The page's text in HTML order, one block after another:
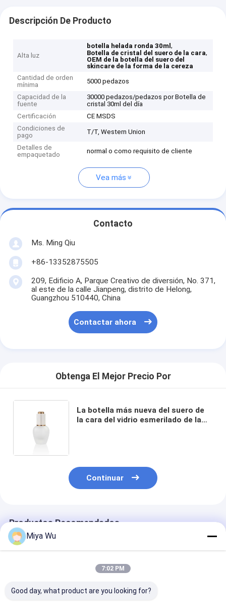
Descripción De Producto
Alta luz
botella helada ronda 30ml,
Botella de cristal del suero de la cara,
OEM de la botella del suero del
skincare de la forma de la cereza
Cantidad de orden
mínima
5000 pedazos
Capacidad de la
fuente
30000 pedazos/pedazos por Botella de
cristal 30ml del día
Certificación
CE MSDS
Condiciones de
pago
T/T, Western Union
Detalles de
empaquetado
normal o como requisito de cliente
Vea más
Contacto
Ms. Ming Qiu
+86-13352875505
209, Edificio A, Parque Creativo de diversión, No. 371,
al este de la calle Jianpeng, distrito de Helong,
Guangzhou 510440, China
Contactar ahora
Obtenga El Mejor Precio Por
La botella más nueva del suero de
la cara del vidrio esmerilado de la
Continuar
Productos Recomendados
Miya Wu
7:02 PM
Good day, what product are you looking for?